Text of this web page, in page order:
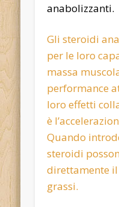
anabolizzanti.
Gli steroidi
per le loro
massa
performance
loro effetti
è
Quando
steroidi
direttamente
grassi.